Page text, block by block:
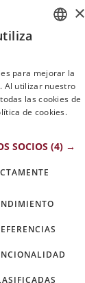
×
para mejorar la
Al utilizar nuestro
las cookies de
de cookies.
SOCIOS (4) →